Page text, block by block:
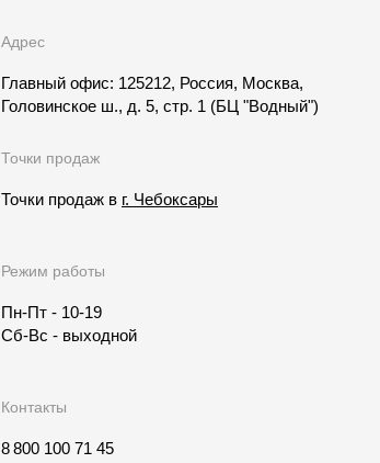
Адрес
Главный офис: 125212, Россия, Москва,
Головинское ш., д. 5, стр. 1 (БЦ "Водный")
Точки продаж
Точки продаж в г. Чебоксары
Режим работы
Пн-Пт - 10-19
Сб-Вс - выходной
Контакты
8 800 100 71 45